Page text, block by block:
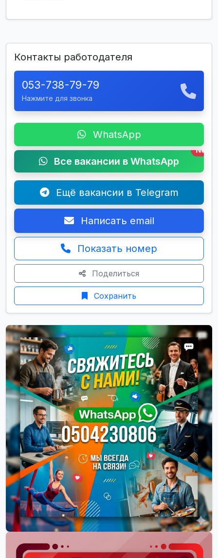
Контакты работодателя
053-738-79-79
Нажмите для звонка
WhatsApp
Все вакансии в WhatsApp
New
Ещё вакансии в Telegram
Написать email
Показать номер
Поделиться
Сохранить